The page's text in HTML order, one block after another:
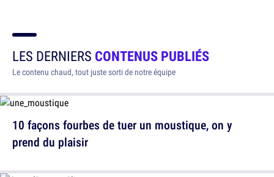
LES DERNIERS CONTENUS PUBLIÉS
Le contenu chaud, tout juste sorti de notre équipe
10 façons fourbes de tuer un moustique, on y
prend du plaisir